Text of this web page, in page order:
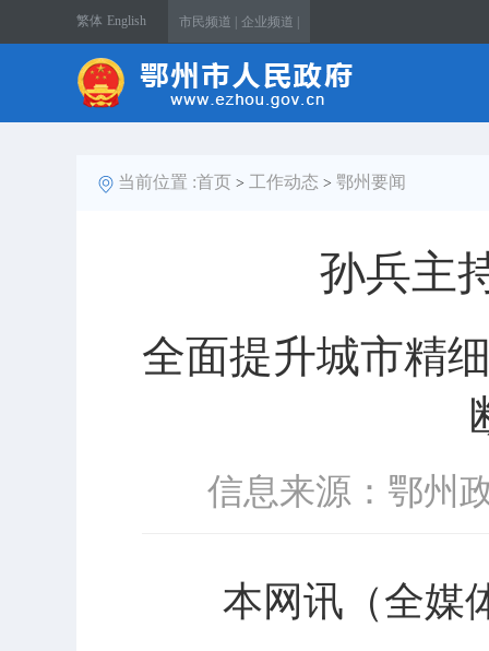
繁体 English 市民频道 | 企业频道 |
当前位置 :首页 > 工作动态 > 鄂州要闻
孙兵主
全面提升城市精
信息来源：鄂州
本网讯（全媒体